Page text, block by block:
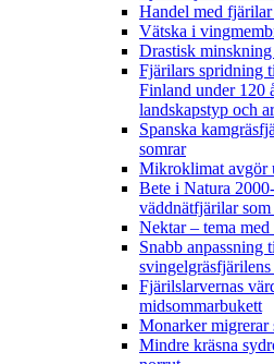
Handel med
Vätska i
Drastisk minskning
Fjärilars spridning
Finland under 120
landskapstyp och
Spanska
somrar
Mikroklimat avgör
Bete i Natura
väddnätfjärilar som
Nektar – tema
Snabb anpassning
Fjärilslarvernas
midsommarbukett
Monarker migrerar
Mindre kräsna